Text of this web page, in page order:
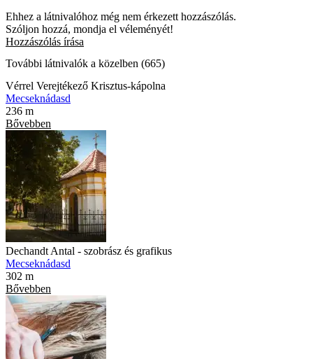
Ehhez a látnivalóhoz még nem érkezett hozzászólás.
Szóljon hozzá, mondja el véleményét!
Hozzászólás írása
További látnivalók a közelben (665)
Vérrel Verejtékező Krisztus-kápolna
Mecseknádasd
236 m
Bővebben
Dechandt Antal - szobrász és grafikus
Mecseknádasd
302 m
Bővebben